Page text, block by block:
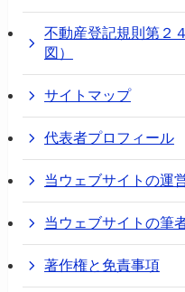
不動産登記規則第２
図）
サイトマップ
代表者プロフィール
当ウェブサイトの運
当ウェブサイトの筆
著作権と免責事項